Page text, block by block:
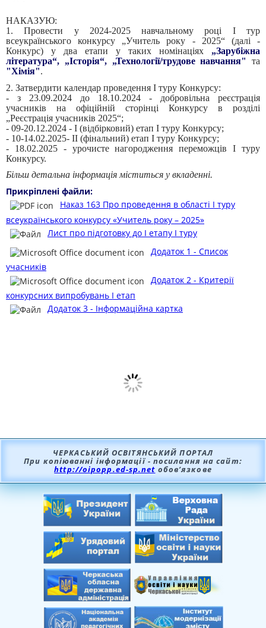
НАКАЗУЮ:
1. Провести у 2024-2025 навчальному році І тур
всеукраїнського конкурсу „Учитель року - 2025“ (далі -
Конкурс) у два етапи у таких номінаціях „Зарубіжна
література“, „Історія“, „Технології/трудове навчання"
та
"Хімія".
2. Затвердити календар проведення І туру Конкурсу:
- з 23.09.2024 до 18.10.2024 - добровільна реєстрація
учасників на офіційній сторінці Конкурсу в розділі
„Реєстрація учасників 2025“;
- 09-20.12.2024 - I (відбірковий) етап І туру Конкурсу;
- 10-14.02.2025- II (фінальний) етап І туру Конкурсу;
- 18.02.2025 - урочисте нагородження переможців І туру
Конкурсу.
Більш детальна інформація міститься у вкладенні.
Прикріплені файли:
Наказ 163 Про проведення в області І туру
всеукраїнського конкурсу «Учитель року – 2025»
Лист про підготовку до І етапу І туру
Додаток 1 - Список
учасників
Додаток 2 - Критерії
конкурсних випробувань І етап
Додаток 3 - Інформаційна картка
ЧЕРКАСЬКИЙ ОСВІТЯНСЬКИЙ ПОРТАЛ
При копіюванні інформації - посилання на сайт:
http://oipopp.ed-sp.net обов’язкове